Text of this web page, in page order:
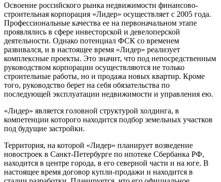
Освоение российского рынка недвижимости финансово-
строительная корпорация «Лидер» осуществляет с 2005 года.
Профессиональные качества ее на первоначальном этапе
проявлялись в сфере инвесторской и девелоперской
деятельности. Однако потенциал ФСК со временем
развивался, и в настоящее время «Лидер» реализует
комплексные проекты. Это значит, что под непосредственным
руководством корпорации осуществляются не только
строительные работы, но и продажа новых квартир. Кроме
того, руководство берет на себя обязательства по
последующей эксплуатации недвижимости и управления ею.
«Лидер» является головной структурой холдинга, в
компетенции которого находится подбор земельных участков
под будущие застройки.
Территория, на которой «Лидер» планирует возведение
новостроек в Санкт-Петербурге по ипотеке Сбербанка РФ,
находится в центре города, в его северной части и на юге. В
настоящее время договор купли-продажи и находится в